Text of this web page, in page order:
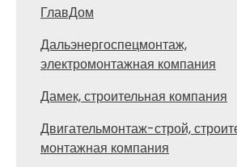
ГлавДом
Дальэнергоспецмонтаж,
электромонтажная компания
Дамек, строительная компания
Двигательмонтаж-строй,
монтажная компания